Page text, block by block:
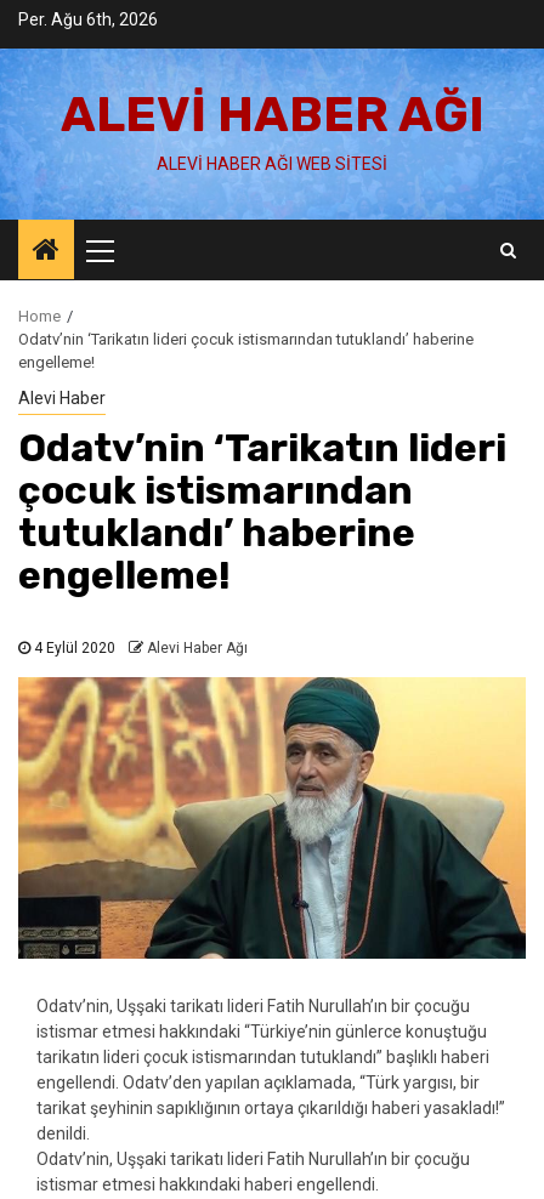
Skip
content
Per. Ağu 6th, 2026
ALEVI HABER AĞI
ALEVI HABER AĞI WEB SITESI
Menu
Home
Odatv’nin ‘Tarikatın lideri çocuk istismarından tutuklandı’ haberine
engelleme!
Alevi Haber
Odatv’nin ‘Tarikatın lideri
çocuk istismarından
tutuklandı’ haberine
engelleme!
4 Eylül 2020 Alevi Haber Ağı
Odatv’nin, Uşşaki tarikatı lideri Fatih Nurullah’ın bir çocuğu
istismar etmesi hakkındaki “Türkiye’nin günlerce konuştuğu
tarikatın lideri çocuk istismarından tutuklandı” başlıklı haberi
engellendi. Odatv’den yapılan açıklamada, “Türk yargısı, bir
tarikat şeyhinin sapıklığının ortaya çıkarıldığı haberi yasakladı!”
denildi.
Odatv’nin, Uşşaki tarikatı lideri Fatih Nurullah’ın bir çocuğu
istismar etmesi hakkındaki haberi engellendi.